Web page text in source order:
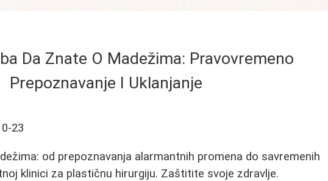
Da Znate O Madežima: Pravovremeno
Prepoznavanje I Uklanjanje
23
od prepoznavanja alarmantnih promena do savremenih
klinici za plastičnu hirurgiju. Zaštitite svoje zdravlje.